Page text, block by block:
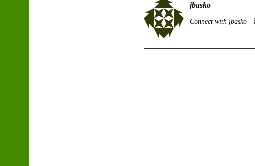
jbasko
Connect with jbasko